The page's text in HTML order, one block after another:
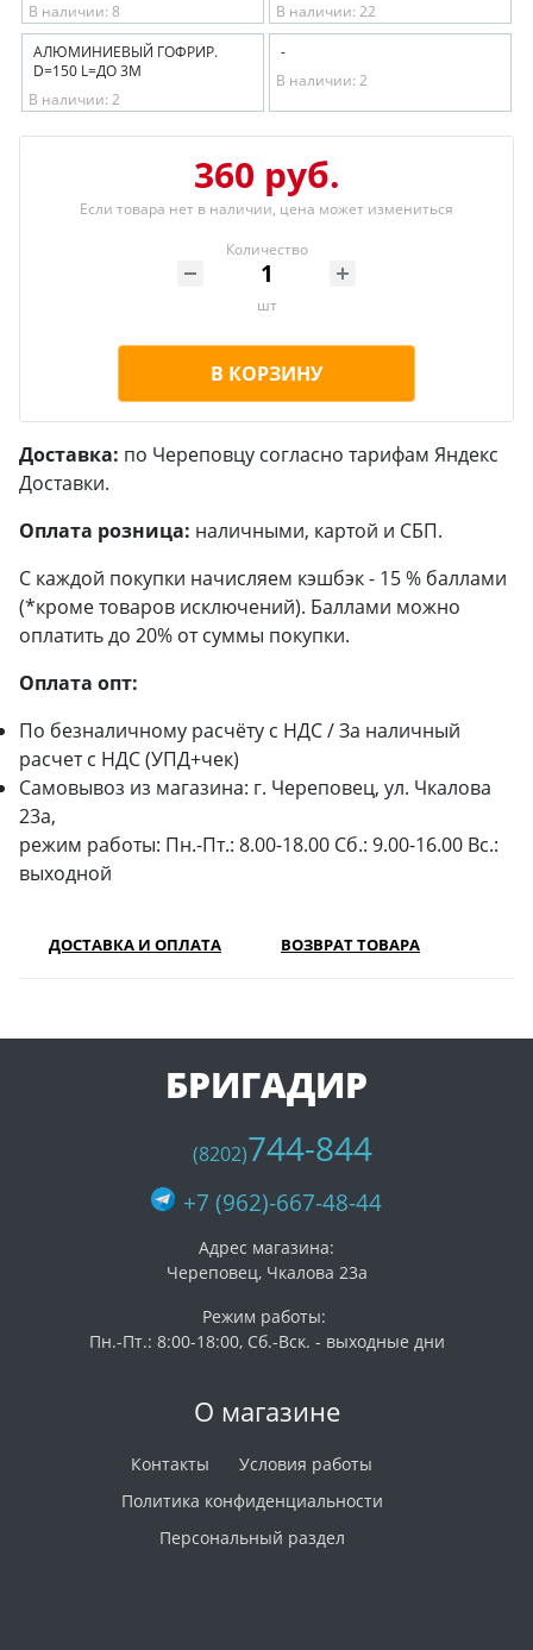
В наличии: 8
В наличии: 22
АЛЮМИНИЕВЫЙ ГОФРИР.
D=150 L=ДО 3М
В наличии: 2
-
В наличии: 2
360 руб.
Если товара нет в наличии, цена может измениться
Количество
шт
В КОРЗИНУ
Доставка: по Череповцу согласно тарифам Яндекс
Доставки.
Оплата розница: наличными, картой и СБП.
С каждой покупки начисляем кэшбэк - 15 % баллами
(*кроме товаров исключений). Баллами можно
оплатить до 20% от суммы покупки.
Оплата опт:
По безналичному расчёту с НДС / За наличный
расчет с НДС (УПД+чек)
Самовывоз из магазина: г. Череповец, ул. Чкалова
23а,
режим работы: Пн.-Пт.: 8.00-18.00 Сб.: 9.00-16.00 Вс.:
выходной
ДОСТАВКА И ОПЛАТА ВОЗВРАТ ТОВАРА
О магазине
Контакты
Условия работы
Политика конфиденциальности
Персональный раздел
БРИГАДИР
(8202)744-844
+7 (962)-667-48-44
Адрес магазина:
Череповец, Чкалова 23а
Режим работы:
Пн.-Пт.: 8:00-18:00, Сб.-Вск. - выходные дни